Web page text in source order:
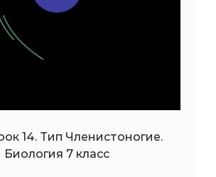
14. Тип Членистоногие.
Биология 7 класс